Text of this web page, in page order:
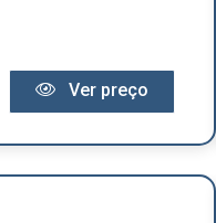
Ver preço